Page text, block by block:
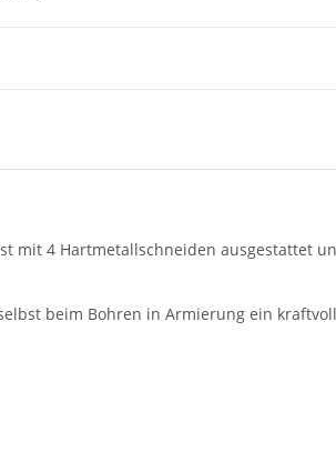
mit 4 Hartmetallschneiden ausgestattet
beim Bohren in Armierung ein